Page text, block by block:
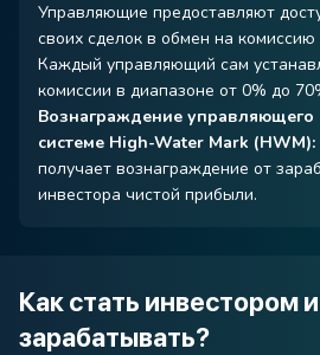
Управляющие предоставляют
своих сделок в обмен на
Каждый управляющий сам
комиссии в диапазоне от 0% до
Вознаграждение управляющего
системе High-Water Mark (HWM):
получает вознаграждение от
инвестора чистой прибыли.
Как стать инвестором
зарабатывать?